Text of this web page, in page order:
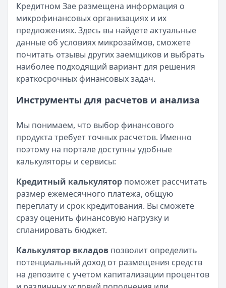
Кредитном Зае размещена информация о
микрофинансовых организациях и их
предложениях. Здесь вы найдете актуальные
данные об условиях микрозаймов, сможете
почитать отзывы других заемщиков и выбрать
наиболее подходящий вариант для решения
краткосрочных финансовых задач.
Инструменты для расчетов и анализа
Мы понимаем, что выбор финансового
продукта требует точных расчетов. Именно
поэтому на портале доступны удобные
калькуляторы и сервисы:
Кредитный калькулятор поможет рассчитать
размер ежемесячного платежа, общую
переплату и срок кредитования. Вы сможете
сразу оценить финансовую нагрузку и
спланировать бюджет.
Калькулятор вкладов позволит определить
потенциальный доход от размещения средств
на депозите с учетом капитализации процентов